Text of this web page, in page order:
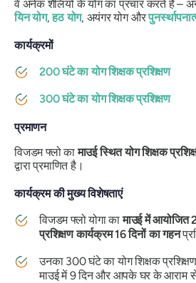
वे अनेक शैलियों के योग का प्रचार करते हैं –
यिन योग,हठ योग, अयंगर योग और
कार्यक्रमों
200 घंटे का योग शिक्षक प्रशिक्षण
300 घंटे का योग शिक्षक प्रशिक्षण
प्रमाणन
विजडम फ्लो कामाउई स्थित योग शिक्षक
द्वारा प्रमाणित है।
कार्यक्रम की मुख्य विशेषताएं
विजडम फ्लो योगा कामाउई में आयोजित
प्रशिक्षण कार्यक्रम16 दिनों का गहन
उनका 300 घंटे का योग शिक्षक
माउई में 9 दिन और आपके घर के आराम